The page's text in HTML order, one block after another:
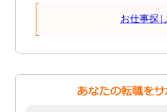
お仕事探